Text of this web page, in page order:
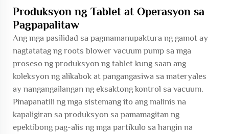
Produksyon ng Tablet at Operasyon sa
Pagpapalitaw
Ang mga pasilidad sa pagmamanupaktura ng gamot ay
nagtatatag ng roots blower vacuum pump sa mga
proseso ng produksyon ng tablet kung saan ang
koleksyon ng alikabok at pangangasiwa sa materyales
ay nangangailangan ng eksaktong kontrol sa vacuum.
Pinapanatili ng mga sistemang ito ang malinis na
kapaligiran sa produksyon sa pamamagitan ng
epektibong pag-alis ng mga partikulo sa hangin na